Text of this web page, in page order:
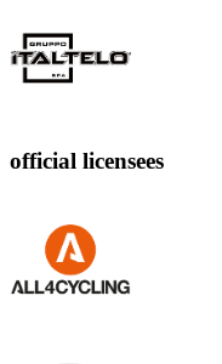
official licensees